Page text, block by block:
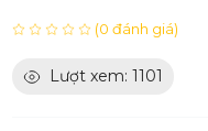
(0 đánh giá)
Lượt xem: 1101